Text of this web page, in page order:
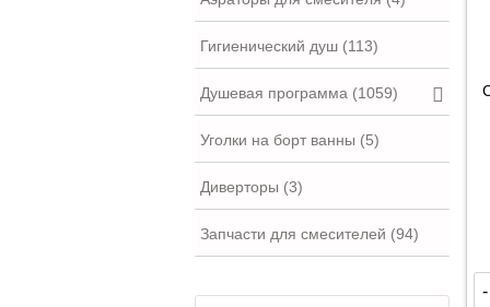
Гигиенический душ (113)
Душевая программа (1059)
Уголки на борт ванны (5)
Диверторы (3)
Запчасти для смесителей (94)
-